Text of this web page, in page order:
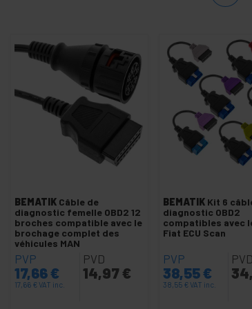
Housses de siège de voiture
Fusibles automobile et porte-fusibles
Indicateurs de compression
OBD OBDII OBD2 EOBD
-
Adaptateur OBD OBD2 EOBD
OB2 OBD OBDII EOBD
Pièces et outils du système de freinage
Support caméra tablette téléphone
ExpressCard SD PCMCIA CF
+
Bloc d'alimentation
+
Gaming
+
BEMATIK Câble de
diagnostic femelle OBD2 12
broches compatible avec le
brochage complet des
véhicules MAN
PVP
17,66€
17,66 €VAT inc.
PVD
14,97 €
BEMATIK Kit 6
diagnostic OBD2
compatibles avec
Fiat ECU Scan
PVP
38,55€
38,55 €VAT inc.
PVD